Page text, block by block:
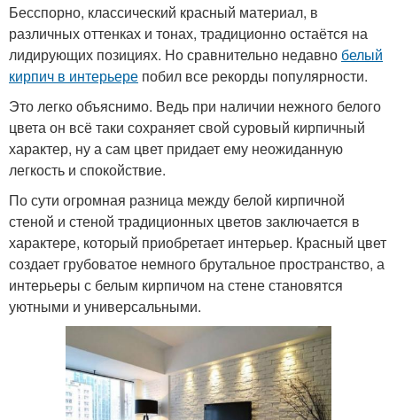
Бесспорно, классический красный материал, в
различных оттенках и тонах, традиционно остаётся на
лидирующих позициях. Но сравнительно недавно белый
кирпич в интерьере побил все рекорды популярности.
Это легко объяснимо. Ведь при наличии нежного белого
цвета он всё таки сохраняет свой суровый кирпичный
характер, ну а сам цвет придает ему неожиданную
легкость и спокойствие.
По сути огромная разница между белой кирпичной
стеной и стеной традиционных цветов заключается в
характере, который приобретает интерьер. Красный цвет
создает грубоватое немного брутальное пространство, а
интерьеры с белым кирпичом на стене становятся
уютными и универсальными.